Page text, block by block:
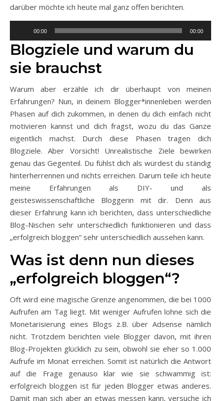
darüber möchte ich heute mal ganz offen berichten.
Player
00:00 00:00
Blogziele und warum du
sie brauchst
Warum aber erzähle ich dir überhaupt von meinen
Erfahrungen? Nun, in deinem Blogger*innenleben werden
Phasen auf dich zukommen, in denen du dich einfach nicht
motivieren kannst und dich fragst, wozu du das Ganze
eigentlich machst. Durch diese Phasen tragen dich
Blogziele. Aber Vorsicht! Unrealistische Ziele bewirken
genau das Gegenteil. Du fühlst dich als würdest du ständig
hinterherrennen und nichts erreichen. Darum teile ich heute
meine Erfahrungen als DIY- und als
geisteswissenschaftliche Bloggerin mit dir. Denn aus
dieser Erfahrung kann ich berichten, dass unterschiedliche
Blog-Nischen sehr unterschiedlich funktionieren und dass
„erfolgreich bloggen“ sehr unterschiedlich aussehen kann.
Was ist denn nun dieses
„erfolgreich bloggen“?
Oft wird eine magische Grenze angenommen, die bei 1000
Aufrufen am Tag liegt. Mit weniger Aufrufen lohne sich die
Monetarisierung eines Blogs z.B. über Adsense nämlich
nicht. Trotzdem berichten viele Blogger davon, mit ihren
Blog-Projekten glücklich zu sein, obwohl sie eher so 1.000
Aufrufe im Monat erreichen. Somit ist natürlich die Antwort
auf die Frage genauso klar wie sie schwammig ist:
erfolgreich bloggen ist für jeden Blogger etwas anderes.
Damit man sich aber an etwas messen kann, versuche ich